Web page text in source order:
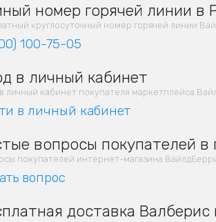
номер горячей линии в
круглосуточный номер горячей линии
100-75-05
в личный кабинет
личный кабинет покупателя маркетплейса
в личный кабинет
вопросы покупателей в
покупателей интернет-магазина
вопрос
доставка Валберис